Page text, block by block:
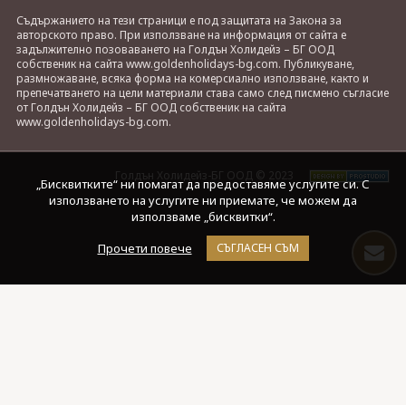
Съдържанието на тези страници е под защитата на Закона за
авторското право. При използване на информация от сайта е
задължително позоваването на Голдън Холидейз – БГ ООД
собственик на сайта www.goldenholidays-bg.com. Публикуване,
размножаване, всяка форма на комерсиално използване, както и
препечатването на цели материали става само след писмено съгласие
от Голдън Холидейз – БГ ООД собственик на сайта
www.goldenholidays-bg.com.
Голдън Холидейз-БГ ООД © 2023
„Бисквитките“ ни помагат да предоставяме услугите си. С
използването на услугите ни приемате, че можем да
използваме „бисквитки“.
Прочети повече
СЪГЛАСЕН СЪМ